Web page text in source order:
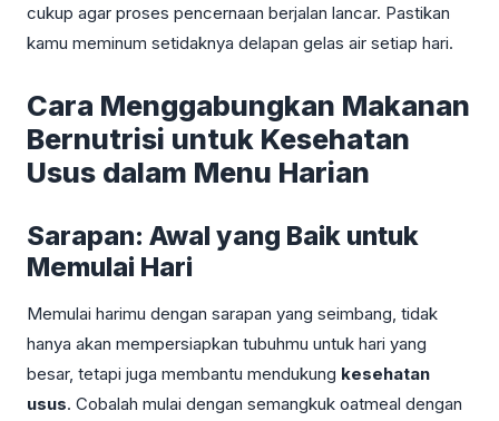
cukup agar proses pencernaan berjalan lancar. Pastikan
kamu meminum setidaknya delapan gelas air setiap hari.
Cara Menggabungkan Makanan
Bernutrisi untuk Kesehatan
Usus dalam Menu Harian
Sarapan: Awal yang Baik untuk
Memulai Hari
Memulai harimu dengan sarapan yang seimbang, tidak
hanya akan mempersiapkan tubuhmu untuk hari yang
besar, tetapi juga membantu mendukung kesehatan
usus. Cobalah mulai dengan semangkuk oatmeal dengan